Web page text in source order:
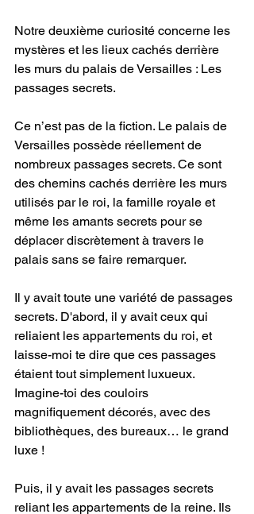
Notre deuxième curiosité concerne les
mystères et les lieux cachés derrière
les murs du palais de Versailles : Les
passages secrets.
Ce n’est pas de la fiction. Le palais de
Versailles possède réellement de
nombreux passages secrets. Ce sont
des chemins cachés derrière les murs
utilisés par le roi, la famille royale et
même les amants secrets pour se
déplacer discrètement à travers le
palais sans se faire remarquer.
Il y avait toute une variété de passages
secrets. D'abord, il y avait ceux qui
reliaient les appartements du roi, et
laisse-moi te dire que ces passages
étaient tout simplement luxueux.
Imagine-toi des couloirs
magnifiquement décorés, avec des
bibliothèques, des bureaux… le grand
luxe !
Puis, il y avait les passages secrets
reliant les appartements de la reine. Ils